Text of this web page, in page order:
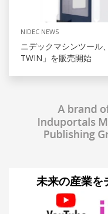
NIDEC NEWS
ニデックマシンツール
TWIN」を販売開始
未来の産業を